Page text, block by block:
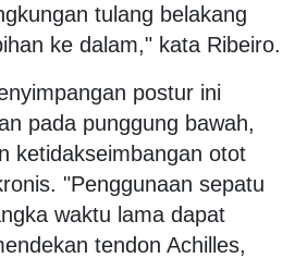
tulang belakang
ke dalam," kata Ribeiro.
postur ini
pada punggung bawah,
ketidakseimbangan otot
"Penggunaan sepatu
waktu lama dapat
tendon Achilles,